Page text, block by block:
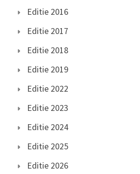
Editie 2016
Editie 2017
Editie 2018
Editie 2019
Editie 2022
Editie 2023
Editie 2024
Editie 2025
Editie 2026